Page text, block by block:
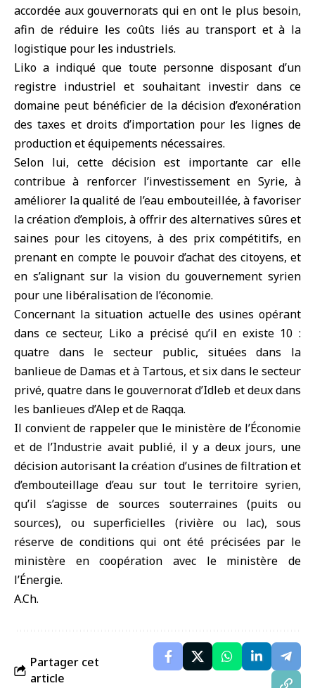
accordée aux gouvernorats qui en ont le plus besoin,
afin de réduire les coûts liés au transport et à la
logistique pour les industriels.
Liko a indiqué que toute personne disposant d’un
registre industriel et souhaitant investir dans ce
domaine peut bénéficier de la décision d’exonération
des taxes et droits d’importation pour les lignes de
production et équipements nécessaires.
Selon lui, cette décision est importante car elle
contribue à renforcer l’investissement en Syrie, à
améliorer la qualité de l’eau embouteillée, à favoriser
la création d’emplois, à offrir des alternatives sûres et
saines pour les citoyens, à des prix compétitifs, en
prenant en compte le pouvoir d’achat des citoyens, et
en s’alignant sur la vision du gouvernement syrien
pour une libéralisation de l’économie.
Concernant la situation actuelle des usines opérant
dans ce secteur, Liko a précisé qu’il en existe 10 :
quatre dans le secteur public, situées dans la
banlieue de Damas et à Tartous, et six dans le secteur
privé, quatre dans le gouvernorat d’Idleb et deux dans
les banlieues d’Alep et de Raqqa.
Il convient de rappeler que le ministère de l’Économie
et de l’Industrie avait publié, il y a deux jours, une
décision autorisant la création d’usines de filtration et
d’embouteillage d’eau sur tout le territoire syrien,
qu’il s’agisse de sources souterraines (puits ou
sources), ou superficielles (rivière ou lac), sous
réserve de conditions qui ont été précisées par le
ministère en coopération avec le ministère de
l’Énergie.
A.Ch.
Partager cet
article